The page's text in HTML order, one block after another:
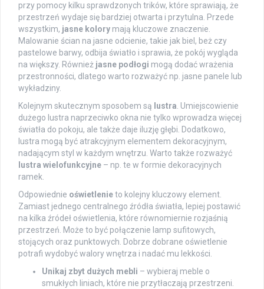
przy pomocy kilku sprawdzonych trików, które sprawiają, że
przestrzeń wydaje się bardziej otwarta i przytulna. Przede
wszystkim, jasne kolory mają kluczowe znaczenie.
Malowanie ścian na jasne odcienie, takie jak biel, beż czy
pastelowe barwy, odbija światło i sprawia, że pokój wygląda
na większy. Również jasne podłogi mogą dodać wrażenia
przestronności, dlatego warto rozważyć np. jasne panele lub
wykładziny.
Kolejnym skutecznym sposobem są lustra . Umiejscowienie
dużego lustra naprzeciwko okna nie tylko wprowadza więcej
światła do pokoju, ale także daje iluzję głębi. Dodatkowo,
lustra mogą być atrakcyjnym elementem dekoracyjnym,
nadającym styl w każdym wnętrzu. Warto także rozważyć
lustra wielofunkcyjne – np. te w formie dekoracyjnych
ramek.
Odpowiednie oświetlenieto kolejny kluczowy element.
Zamiast jednego centralnego źródła światła, lepiej postawić
na kilka źródeł oświetlenia, które równomiernie rozjaśnią
przestrzeń. Może to być połączenie lamp sufitowych,
stojących oraz punktowych. Dobrze dobrane oświetlenie
potrafi wydobyć walory wnętrza i nadać mu lekkości.
Unikaj zbyt dużych mebli – wybieraj meble o
smukłych liniach, które nie przytłaczają przestrzeni.